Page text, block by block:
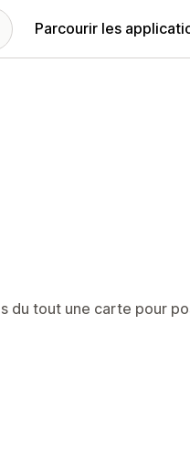
Parcourir les
du tout une carte pour